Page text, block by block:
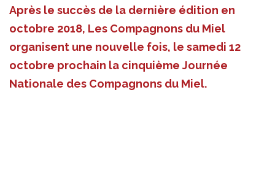
Après le succès de la dernière édition en
octobre 2018, Les Compagnons du Miel
organisent une nouvelle fois, le samedi 12
octobre prochain la cinquième Journée
Nationale des Compagnons du Miel.